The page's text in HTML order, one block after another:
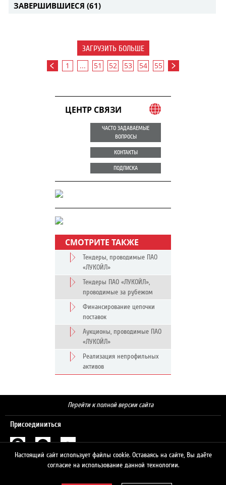
ЗАВЕРШИВШИЕСЯ (61)
ЗАГРУЗИТЬ БОЛЬШЕ
1 ... 51 52 53 54 55
ЦЕНТР СВЯЗИ
ЧАСТО ЗАДАВАЕМЫЕ
ВОПРОСЫ
КОНТАКТЫ
ПОДПИСКА
СМОТРИТЕ ТАКЖЕ
Тендеры, проводимые ПАО
«ЛУКОЙЛ»
Тендеры ПАО «ЛУКОЙЛ»,
проводимые за рубежом
Финансирование цепочки
поставок
Аукционы, проводимые ПАО
«ЛУКОЙЛ»
Реализация непрофильных
активов
Перейти к полной версии сайта
Присоединиться
Настоящий сайт использует файлы cookie. Оставаясь на сайте, Вы даёте
согласие на использование данной технологии.